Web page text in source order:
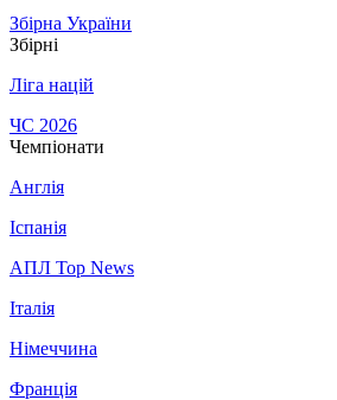
Збірна України
Збірні
Ліга націй
ЧС 2026
Чемпіонати
Англія
Іспанія
АПЛ Top News
Італія
Німеччина
Франція